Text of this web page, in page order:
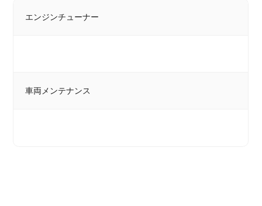
エンジンチューナー
車両メンテナンス